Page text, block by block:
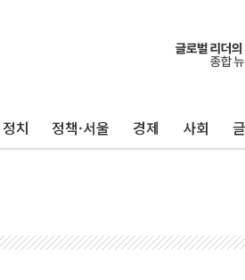
정치 정책·서울 경제 사회